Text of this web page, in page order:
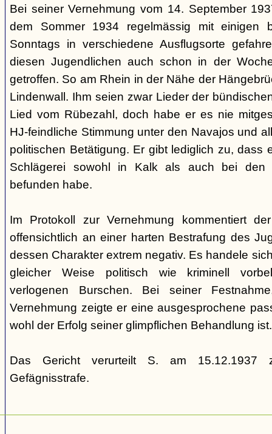
Bei seiner Vernehmung vom 14. September
dem Sommer 1934 regelmässig mit einigen
Sonntags in verschiedene Ausflugsorte
diesen Jugendlichen auch schon in der
getroffen. So am Rhein in der Nähe der
Lindenwall. Ihm seien zwar Lieder der
Lied vom Rübezahl, doch habe er es nie
HJ-feindliche Stimmung unter den Navajos und
politischen Betätigung. Er gibt lediglich zu, dass
Schlägerei sowohl in Kalk als auch bei den
befunden habe.
Im Protokoll zur Vernehmung kommentiert
offensichtlich an einer harten Bestrafung des
dessen Charakter extrem negativ. Es handele
gleicher Weise politisch wie kriminell
verlogenen Burschen. Bei seiner
Vernehmung zeigte er eine ausgesprochene
wohl der Erfolg seiner glimpflichen Behandlung
Das Gericht verurteilt S. am 15.12.1937
Gefägnisstrafe.